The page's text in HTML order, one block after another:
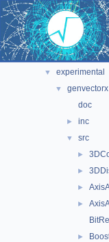
► io
► main
▼ math
doc
▼ experimental
▼
genvectorx
doc
► inc
▼ src
►
►
►
►
►